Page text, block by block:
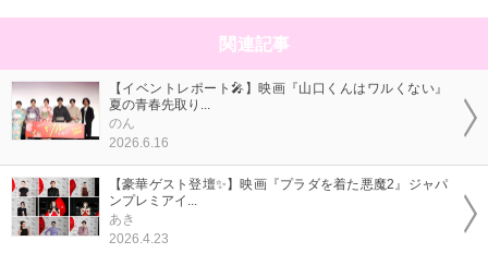
関連記事
【イベントレポート🎤】映画『山口くんはワルくない』
夏の青春先取り...
のん
2026.6.16
【豪華ゲスト登壇✨】映画『プラダを着た悪魔2』ジャパ
ンプレミアイ...
あき
2026.4.23